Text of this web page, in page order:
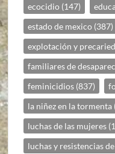
ecocidio (147)
estado de mexico (387)
explotación y
familiares de
feminicidios (837)
la niñez en la tormenta
luchas de las mujeres
luchas y resistencias